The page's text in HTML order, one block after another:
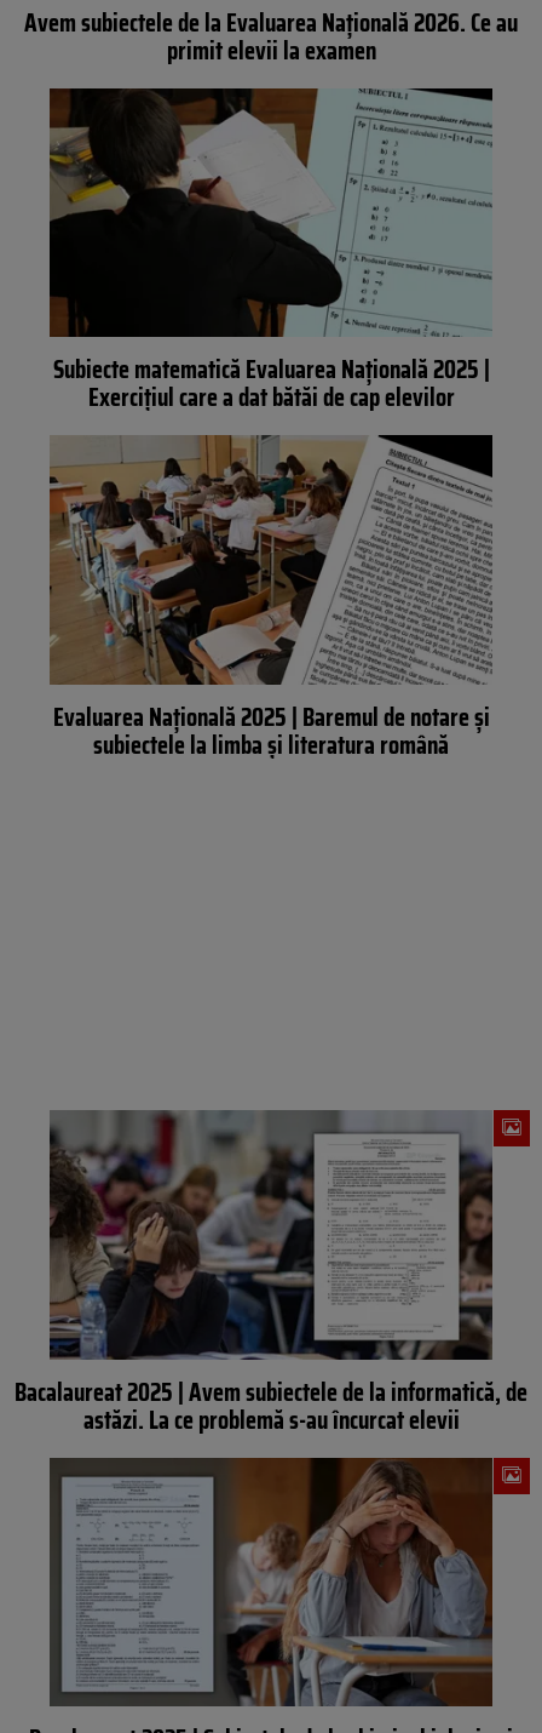
Avem subiectele de la Evaluarea Națională 2026. Ce au
primit elevii la examen
Subiecte matematică Evaluarea Națională 2025 |
Exercițiul care a dat bătăi de cap elevilor
Evaluarea Națională 2025 | Baremul de notare și
subiectele la limba și literatura română
Bacalaureat 2025 | Avem subiectele de la informatică, de
astăzi. La ce problemă s-au încurcat elevii